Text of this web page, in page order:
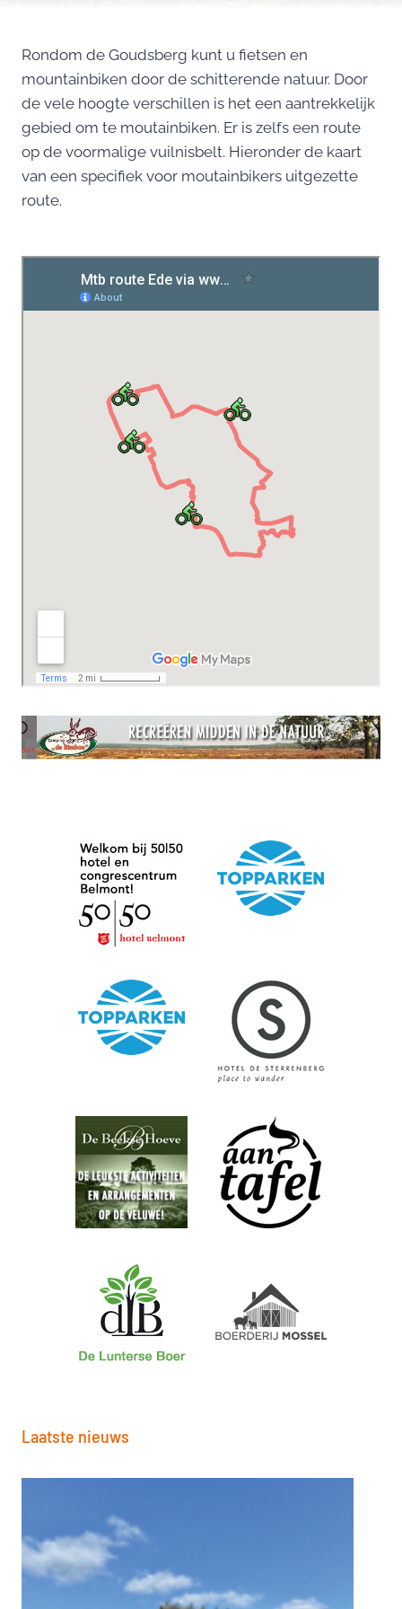
Rondom de Goudsberg kunt u fietsen en
mountainbiken door de schitterende natuur. Door
de vele hoogte verschillen is het een aantrekkelijk
gebied om te moutainbiken. Er is zelfs een route
op de voormalige vuilnisbelt. Hieronder de kaart
van een specifiek voor moutainbikers uitgezette
route.
Laatste nieuws